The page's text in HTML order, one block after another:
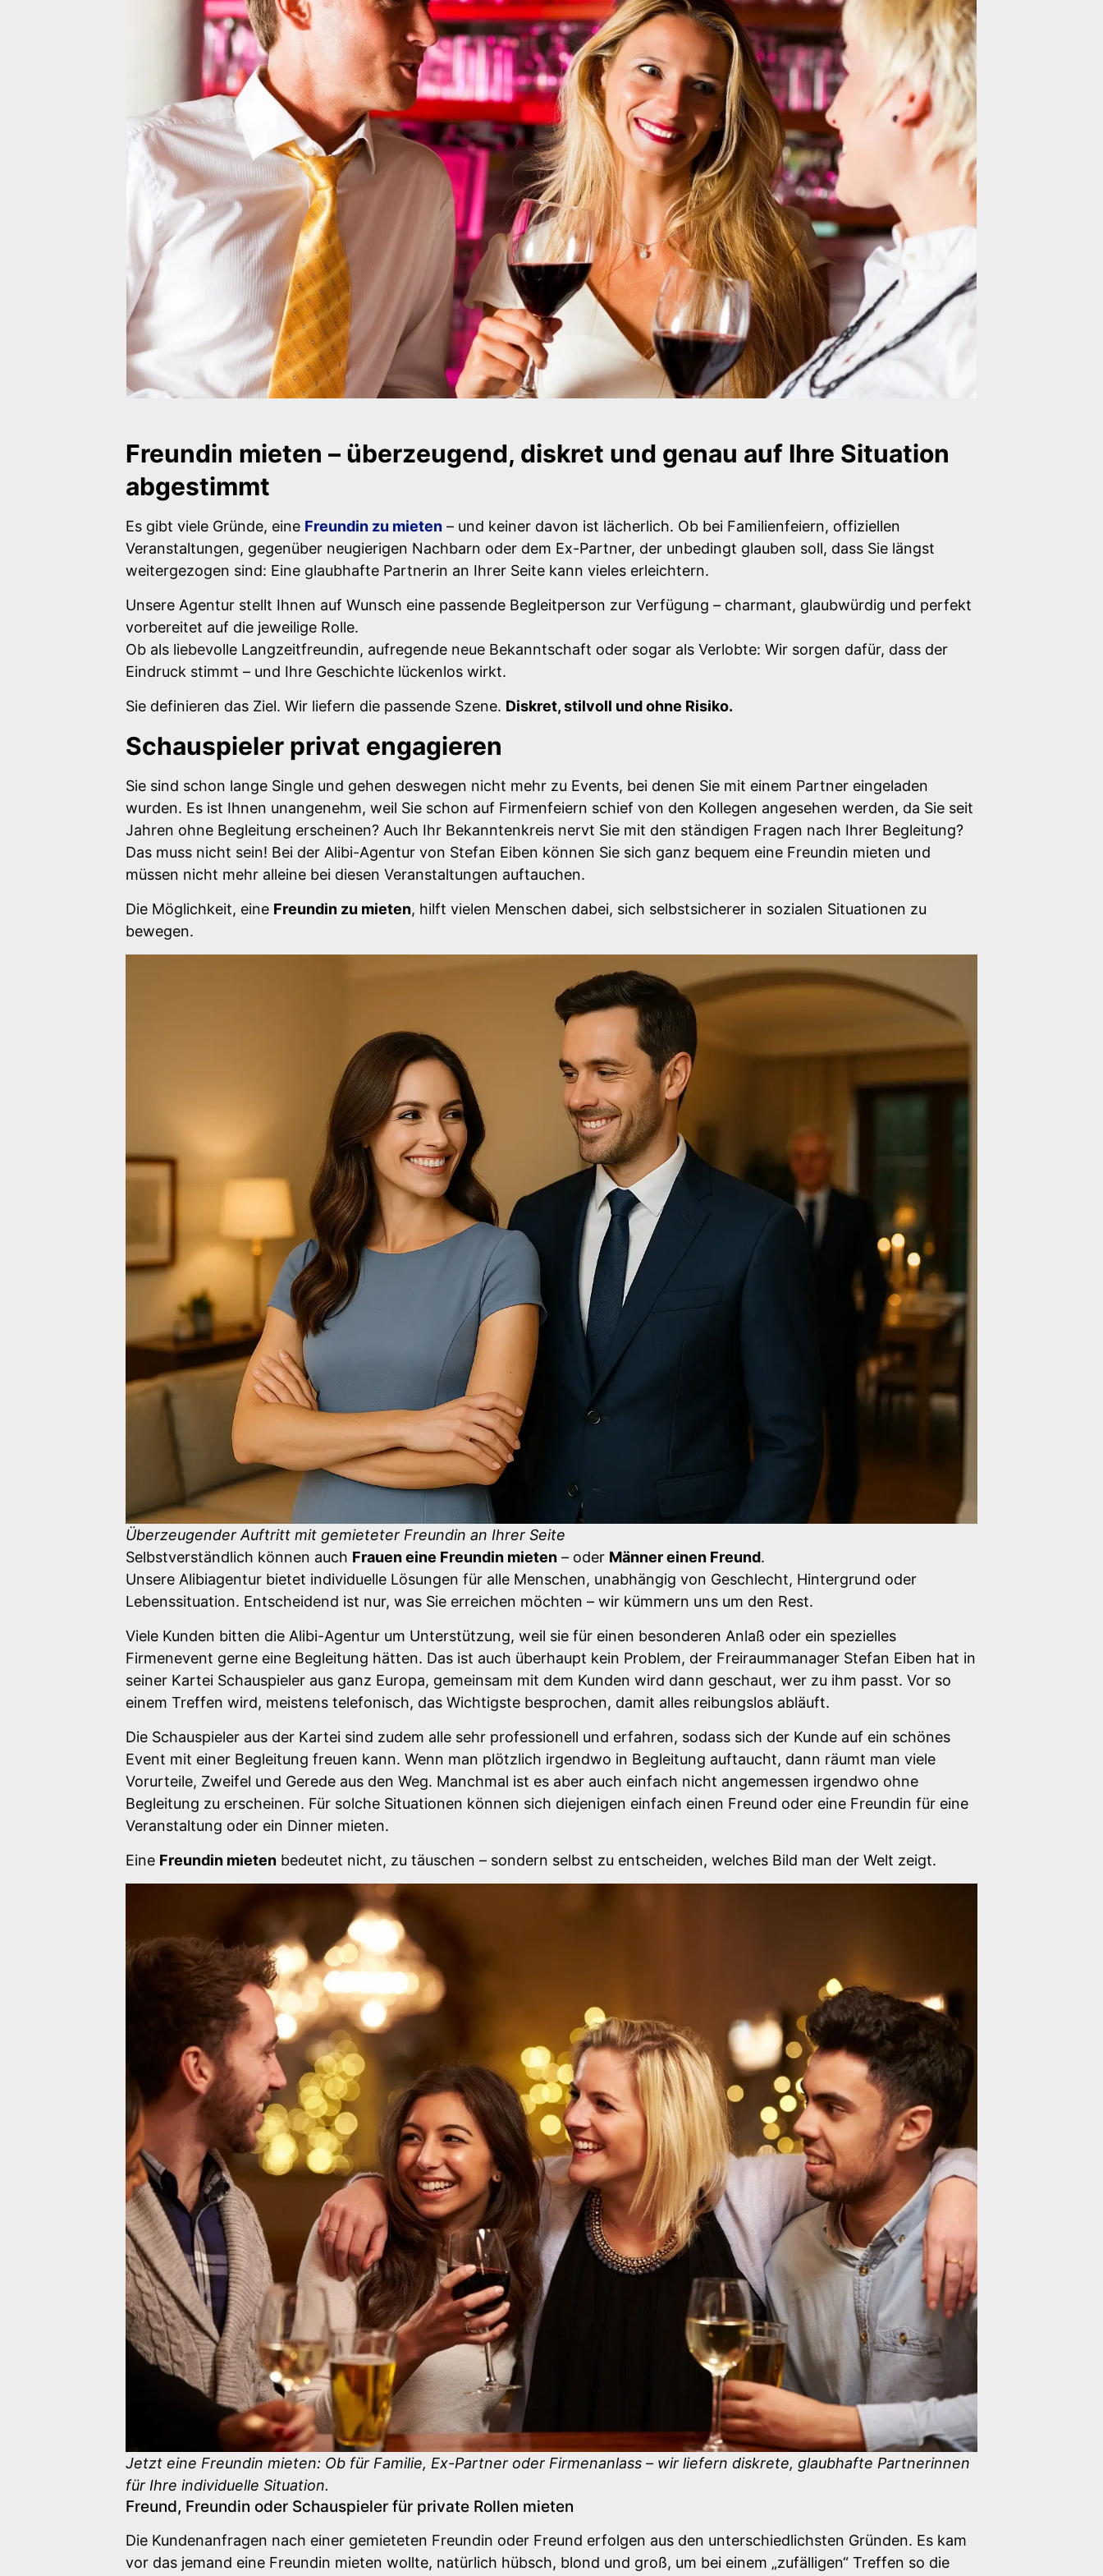
Freundin mieten – überzeugend, diskret und genau auf Ihre Situation
abgestimmt
Es gibt viele Gründe, eine Freundin zu mieten– und keiner davon ist lächerlich. Ob bei Familienfeiern, offiziellen
Veranstaltungen, gegenüber neugierigen Nachbarn oder dem Ex-Partner, der unbedingt glauben soll, dass Sie längst
weitergezogen sind: Eine glaubhafte Partnerin an Ihrer Seite kann vieles erleichtern.
Unsere Agentur stellt Ihnen auf Wunsch eine passende Begleitperson zur Verfügung – charmant, glaubwürdig und perfekt
vorbereitet auf die jeweilige Rolle.
Ob als liebevolle Langzeitfreundin, aufregende neue Bekanntschaft oder sogar als Verlobte: Wir sorgen dafür, dass der
Eindruck stimmt – und Ihre Geschichte lückenlos wirkt.
Sie definieren das Ziel. Wir liefern die passende Szene. Diskret, stilvoll und ohne Risiko.
Schauspieler privat engagieren
Sie sind schon lange Single und gehen deswegen nicht mehr zu Events, bei denen Sie mit einem Partner eingeladen
wurden. Es ist Ihnen unangenehm, weil Sie schon auf Firmenfeiern schief von den Kollegen angesehen werden, da Sie seit
Jahren ohne Begleitung erscheinen? Auch Ihr Bekanntenkreis nervt Sie mit den ständigen Fragen nach Ihrer Begleitung?
Das muss nicht sein! Bei der Alibi-Agentur von Stefan Eiben können Sie sich ganz bequem eine Freundin mieten und
müssen nicht mehr alleine bei diesen Veranstaltungen auftauchen.
Die Möglichkeit, eine Freundin zu mieten, hilft vielen Menschen dabei, sich selbstsicherer in sozialen Situationen zu
bewegen.
Überzeugender Auftritt mit gemieteter Freundin an Ihrer Seite
Selbstverständlich können auch Frauen eine Freundin mieten– oder Männer einen Freund.
Unsere Alibiagentur bietet individuelle Lösungen für alle Menschen, unabhängig von Geschlecht, Hintergrund oder
Lebenssituation. Entscheidend ist nur, was Sie erreichen möchten – wir kümmern uns um den Rest.
Viele Kunden bitten die Alibi-Agentur um Unterstützung, weil sie für einen besonderen Anlaß oder ein spezielles
Firmenevent gerne eine Begleitung hätten. Das ist auch überhaupt kein Problem, der Freiraummanager Stefan Eiben hat in
seiner Kartei Schauspieler aus ganz Europa, gemeinsam mit dem Kunden wird dann geschaut, wer zu ihm passt. Vor so
einem Treffen wird, meistens telefonisch, das Wichtigste besprochen, damit alles reibungslos abläuft.
Die Schauspieler aus der Kartei sind zudem alle sehr professionell und erfahren, sodass sich der Kunde auf ein schönes
Event mit einer Begleitung freuen kann. Wenn man plötzlich irgendwo in Begleitung auftaucht, dann räumt man viele
Vorurteile, Zweifel und Gerede aus den Weg. Manchmal ist es aber auch einfach nicht angemessen irgendwo ohne
Begleitung zu erscheinen. Für solche Situationen können sich diejenigen einfach einen Freund oder eine Freundin für eine
Veranstaltung oder ein Dinner mieten.
Eine Freundin mietenbedeutet nicht, zu täuschen – sondern selbst zu entscheiden, welches Bild man der Welt zeigt.
Jetzt eine Freundin mieten: Ob für Familie, Ex-Partner oder Firmenanlass – wir liefern diskrete, glaubhafte Partnerinnen
für Ihre individuelle Situation.
Freund, Freundin oder Schauspieler für private Rollen mieten
Die Kundenanfragen nach einer gemieteten Freundin oder Freund erfolgen aus den unterschiedlichsten Gründen. Es kam
vor das jemand eine Freundin mieten wollte, natürlich hübsch, blond und groß, um bei einem „zufälligen“ Treffen so die